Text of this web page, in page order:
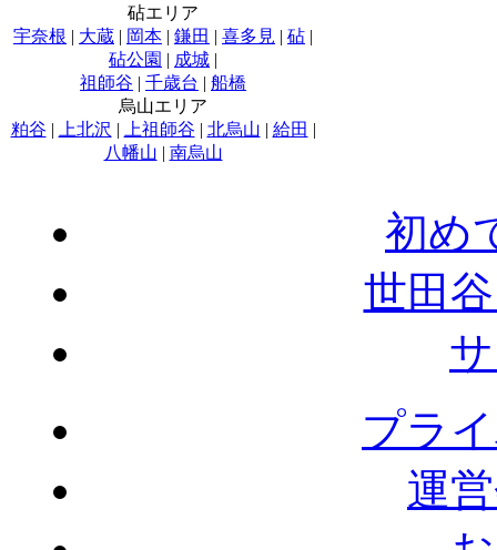
砧エリア
宇奈根 | 大蔵 | 岡本 | 鎌田 | 喜多見 | 砧 |
砧公園 | 成城 |
祖師谷 | 千歳台 | 船橋
烏山エリア
粕谷 | 上北沢 | 上祖師谷 | 北烏山 | 給田 |
八幡山 | 南烏山
初め
世田
プラ
運